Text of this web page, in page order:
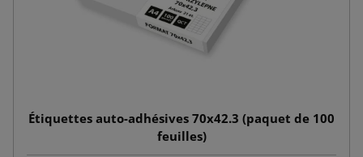
Étiquettes auto-adhésives 70x42.3 (paquet de 100
feuilles)